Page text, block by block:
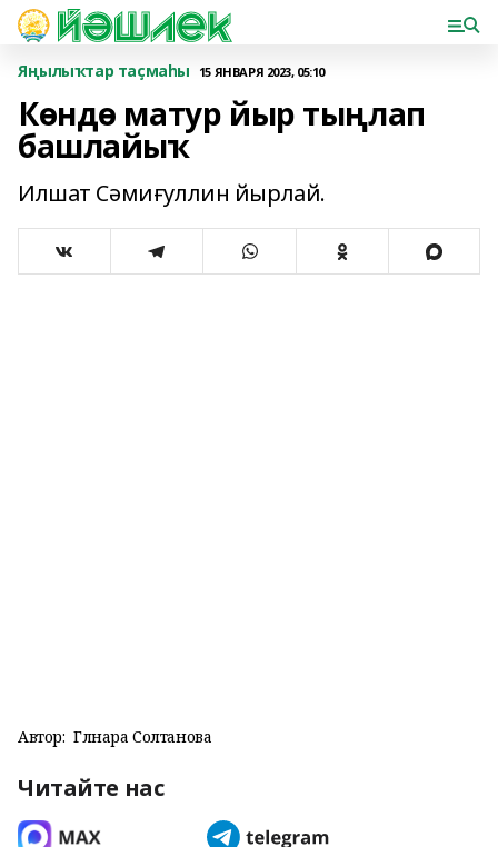
Яңылыҡтар таҫмаһы 15 ЯНВАРЯ 2023, 05:10
Көндө матур йыр тыңлап
башлайыҡ
Илшат Сәмиғуллин йырлай.
Автор: Гөлнара Солтанова
Читайте нас